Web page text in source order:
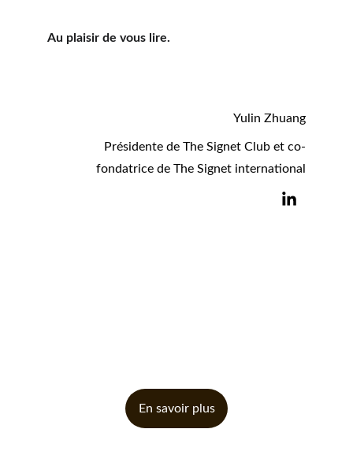
Au plaisir de vous lire.
Yulin Zhuang
Présidente de The Signet Club et co-
fondatrice de The Signet international
En savoir plus